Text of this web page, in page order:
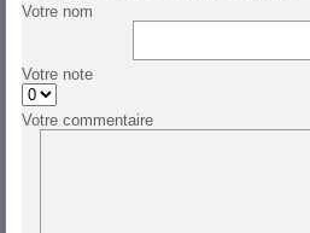
Votre nom
Votre note
Votre commentaire